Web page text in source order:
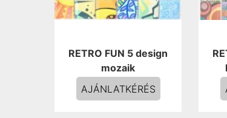
RETRO FUN 5 design
mozaik
AJÁNLATKÉRÉS